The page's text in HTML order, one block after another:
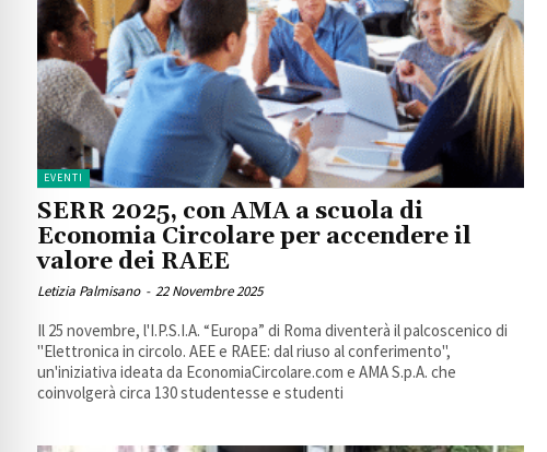
EVENTI
SERR 2025, con AMA a scuola di
Economia Circolare per accendere il
valore dei RAEE
Letizia Palmisano - 22 Novembre 2025
Il 25 novembre, l'I.P.S.I.A. “Europa” di Roma diventerà il palcoscenico di
"Elettronica in circolo. AEE e RAEE: dal riuso al conferimento",
un'iniziativa ideata da EconomiaCircolare.com e AMA S.p.A. che
coinvolgerà circa 130 studentesse e studenti